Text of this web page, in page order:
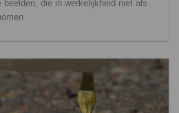
die in werkelijkheid niet als